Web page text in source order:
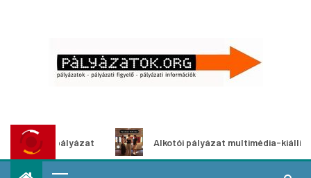
Alkotói pályázat multimédia-kiállításhoz